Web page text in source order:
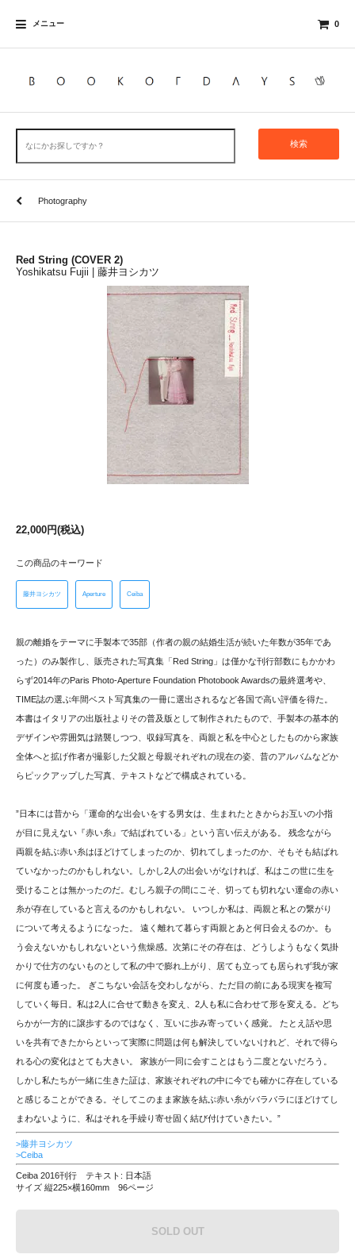
メニュー 0
検索
Photography
Red String (COVER 2)
Yoshikatsu Fujii | 藤井ヨシカツ
22,000円(税込)
この商品のキーワード
藤井ヨシカツ Aperture Ceiba
親の離婚をテーマに手製本で35部（作者の親の結婚生活が続いた年数が35年であ
った）のみ製作し、販売された写真集「Red String」は僅かな刊行部数にもかかわ
らず2014年のParis Photo-Aperture Foundation Photobook Awardsの最終選考や、
TIME誌の選ぶ年間ベスト写真集の一冊に選出されるなど各国で高い評価を得た。
本書はイタリアの出版社よりその普及版として制作されたもので、手製本の基本的
デザインや雰囲気は踏襲しつつ、収録写真を、両親と私を中心としたものから家族
全体へと拡げ作者が撮影した父親と母親それぞれの現在の姿、昔のアルバムなどか
らピックアップした写真、テキストなどで構成されている。
”日本には昔から「運命的な出会いをする男女は、生まれたときからお互いの小指
が目に見えない『赤い糸』で結ばれている」という言い伝えがある。 残念ながら
両親を結ぶ赤い糸はほどけてしまったのか、切れてしまったのか、そもそも結ばれ
ていなかったのかもしれない。しかし2人の出会いがなければ、私はこの世に生を
受けることは無かったのだ。むしろ親子の間にこそ、切っても切れない運命の赤い
糸が存在していると言えるのかもしれない。 いつしか私は、両親と私との繋がり
について考えるようになった。 遠く離れて暮らす両親とあと何日会えるのか。も
う会えないかもしれないという焦燥感。次第にその存在は、どうしようもなく気掛
かりで仕方のないものとして私の中で膨れ上がり、居ても立っても居られず我が家
に何度も通った。 ぎこちない会話を交わしながら、ただ目の前にある現実を複写
していく毎日。私は2人に合せて動きを変え、2人も私に合わせて形を変える。どち
らかが一方的に譲歩するのではなく、互いに歩み寄っていく感覚。 たとえ話や思
いを共有できたからといって実際に問題は何も解決していないけれど、それで得ら
れる心の変化はとても大きい。 家族が一同に会すことはもう二度とないだろう。
しかし私たちが一緒に生きた証は、家族それぞれの中に今でも確かに存在している
と感じることができる。そしてこのまま家族を結ぶ赤い糸がバラバラにほどけてし
まわないように、私はそれを手繰り寄せ固く結び付けていきたい。”
>藤井ヨシカツ
>Ceiba
Ceiba 2016刊行 テキスト: 日本語
サイズ 縦225×横160mm 96ページ
SOLD OUT